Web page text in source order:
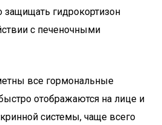
защищать гидрокортизон
с печеночными
все гормональные
отображаются на лице и
системы, чаще всего